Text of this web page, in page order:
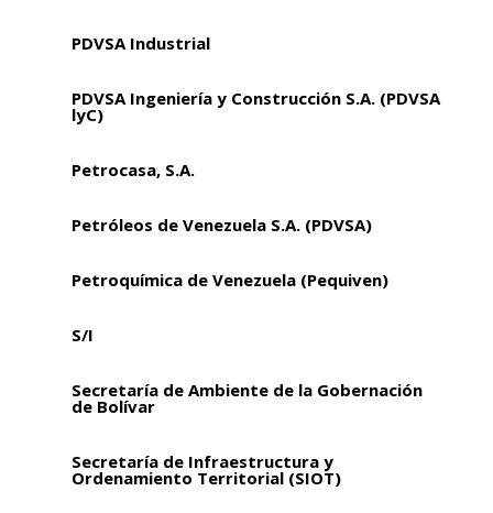
PDVSA Industrial
PDVSA Ingeniería y Construcción S.A. (PDVSA
lyC)
Petrocasa, S.A.
Petróleos de Venezuela S.A. (PDVSA)
Petroquímica de Venezuela (Pequiven)
S/I
Secretaría de Ambiente de la Gobernación
de Bolívar
Secretaría de Infraestructura y
Ordenamiento Territorial (SIOT)